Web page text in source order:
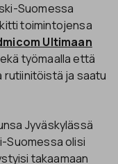
Suomessa
toimintojensa
Ultimaan
työmaalla että
ja saatu
Jyväskylässä
Suomessa olisi
takaamaan